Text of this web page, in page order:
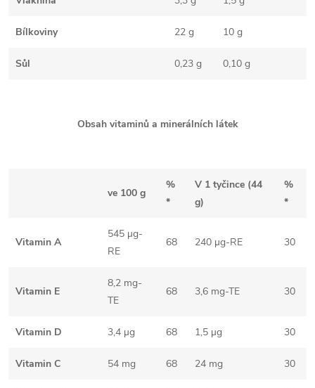
Bílkoviny 22 g 10 g
Sůl 0,23 g 0,10 g
Obsah vitaminů a minerálních látek
ve 100 g
%
*
V 1 tyčince (44
g)
%
*
Vitamin A
545 µg-
RE
68 240 µg-RE 30
Vitamin E
8,2 mg-
TE
68 3,6 mg-TE 30
Vitamin D 3,4 µg 68 1,5 µg 30
Vitamin C 54 mg 68 24 mg 30